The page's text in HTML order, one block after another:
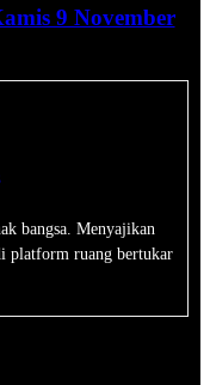
9 November
bangsa. Menyajikan
platform ruang bertukar